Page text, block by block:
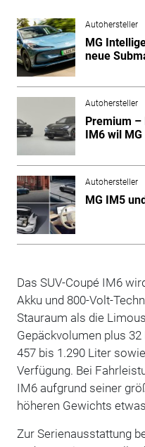
Autohersteller
MG
neue
Autohersteller
Premium –
IM6 wil
Autohersteller
MG IM5
Das SUV-Coupé IM6
Akku und 800-Volt-
Stauraum als die
Gepäckvolumen plus
457 bis 1.290 Liter
Verfügung. Bei
IM6 aufgrund seiner
höheren Gewichts
Zur Serienausstattung